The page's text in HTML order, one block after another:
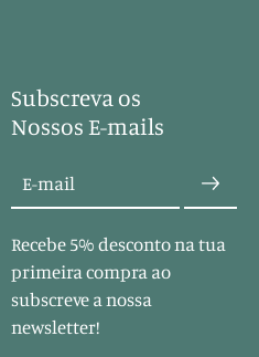
Subscreva os
Nossos E-mails
E-mail
Recebe 5% desconto na tua
primeira compra ao
subscreve a nossa
newsletter!